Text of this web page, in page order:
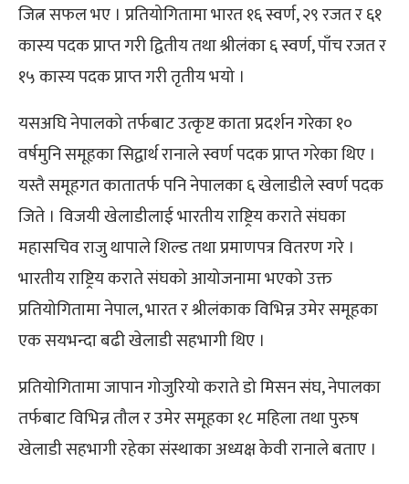
जित्न सफल भए । प्रतियोगितामा भारत १६ स्वर्ण, २९ रजत र ६१
कास्य पदक प्राप्त गरी द्वितीय तथा श्रीलंका ६ स्वर्ण, पाँच रजत र
१५ कास्य पदक प्राप्त गरी तृतीय भयो ।
यसअघि नेपालको तर्फबाट उत्कृष्ट काता प्रदर्शन गरेका १०
वर्षमुनि समूहका सिद्वार्थ रानाले स्वर्ण पदक प्राप्त गरेका थिए ।
यस्तै समूहगत कातातर्फ पनि नेपालका ६ खेलाडीले स्वर्ण पदक
जिते । विजयी खेलाडीलाई भारतीय राष्ट्रिय कराते संघका
महासचिव राजु थापाले शिल्ड तथा प्रमाणपत्र वितरण गरे ।
भारतीय राष्ट्रिय कराते संघको आयोजनामा भएको उक्त
प्रतियोगितामा नेपाल, भारत र श्रीलंकाक विभिन्न उमेर समूहका
एक सयभन्दा बढी खेलाडी सहभागी थिए ।
प्रतियोगितामा जापान गोजुरियो कराते डो मिसन संघ, नेपालका
तर्फबाट विभिन्न तौल र उमेर समूहका १८ महिला तथा पुरुष
खेलाडी सहभागी रहेका संस्थाका अध्यक्ष केवी रानाले बताए ।